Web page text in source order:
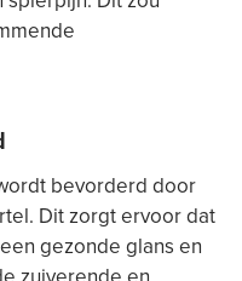
bevorderd door
Dit zorgt ervoor dat
gezonde glans en